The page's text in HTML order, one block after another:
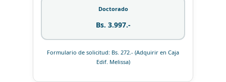
Doctorado
Bs. 3.997.-
Formulario de solicitud: Bs. 272.- (Adquirir en Caja
Edif. Melissa)